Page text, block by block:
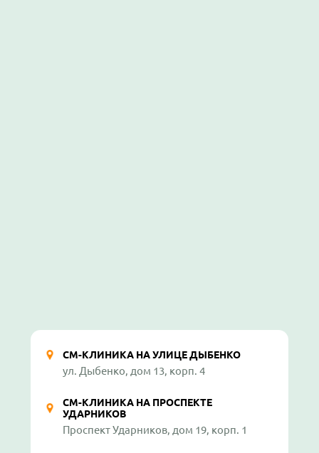
СМ-КЛИНИКА НА УЛИЦЕ ДЫБЕНКО
ул. Дыбенко, дом 13, корп. 4
СМ-КЛИНИКА НА ПРОСПЕКТЕ
УДАРНИКОВ
Проспект Ударников, дом 19, корп. 1